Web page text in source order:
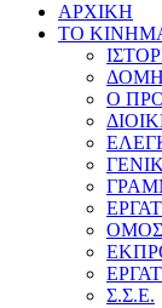
ΑΡΧΙΚΗ
ΤΟ
ΔΟΜΗ
Ο
Σ.Σ.Ε.